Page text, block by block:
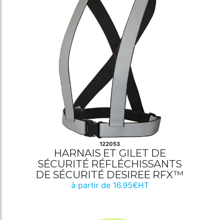
122053
HARNAIS ET GILET DE
SÉCURITÉ RÉFLÉCHISSANTS
DE SÉCURITÉ DESIREE RFX™
à partir de 16.95€HT